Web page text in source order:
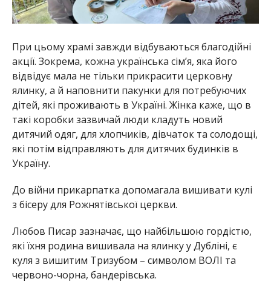
При цьому храмі завжди відбуваються благодійні
акції. Зокрема, кожна українська сім’я, яка його
відвідує мала не тільки прикрасити церковну
ялинку, а й наповнити пакунки для потребуючих
дітей, які проживають в Україні. Жінка каже, що в
такі коробки зазвичай люди кладуть новий
дитячий одяг, для хлопчиків, дівчаток та солодощі,
які потім відправляють для дитячих будинків в
Україну.
До війни прикарпатка допомагала вишивати кулі
з бісеру для Рожнятівської церкви.
Любов Писар зазначає, що найбільшою гордістю,
які їхня родина вишивала на ялинку у Дубліні, є
куля з вишитим Тризубом – символом ВОЛІ та
червоно-чорна, бандерівська.